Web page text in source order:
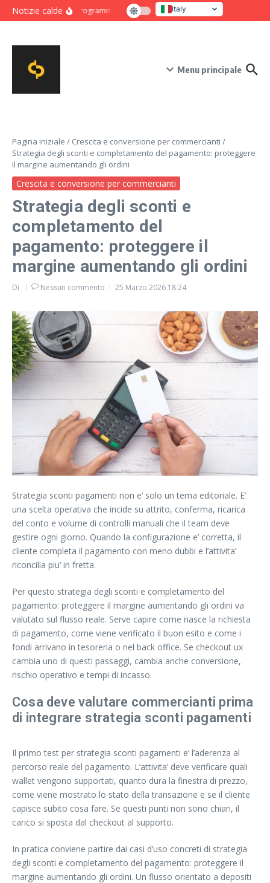
Salta al contenuto
Notizie calde Programma intensivo di novanta giorni per crescita e
Italy
United States
Menu principale
Pagina iniziale / Crescita e conversione per commercianti /
Strategia degli sconti e completamento del pagamento: proteggere
il margine aumentando gli ordini
Crescita e conversione per commercianti
Strategia degli sconti e
completamento del
pagamento: proteggere il
margine aumentando gli ordini
Di Nessun commento 25 Marzo 2026 18:24
Strategia sconti pagamenti non e’ solo un tema editoriale. E’
una scelta operativa che incide su attrito, conferma, ricarica
del conto e volume di controlli manuali che il team deve
gestire ogni giorno. Quando la configurazione e’ corretta, il
cliente completa il pagamento con meno dubbi e l’attivita’
riconcilia piu’ in fretta.
Per questo strategia degli sconti e completamento del
pagamento: proteggere il margine aumentando gli ordini va
valutato sul flusso reale. Serve capire come nasce la richiesta
di pagamento, come viene verificato il buon esito e come i
fondi arrivano in tesoreria o nel back office. Se checkout ux
cambia uno di questi passaggi, cambia anche conversione,
rischio operativo e tempi di incasso.
Cosa deve valutare commercianti prima
di integrare strategia sconti pagamenti
Il primo test per strategia sconti pagamenti e’ l’aderenza al
percorso reale del pagamento. L’attivita’ deve verificare quali
wallet vengono supportati, quanto dura la finestra di prezzo,
come viene mostrato lo stato della transazione e se il cliente
capisce subito cosa fare. Se questi punti non sono chiari, il
carico si sposta dal checkout al supporto.
In pratica conviene partire dai casi d’uso concreti di strategia
degli sconti e completamento del pagamento: proteggere il
margine aumentando gli ordini. Un flusso orientato a depositi